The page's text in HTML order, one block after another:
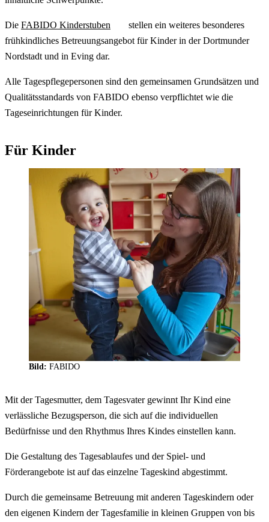
Die FABIDO Kinderstuben
stellen ein weiteres besonderes
frühkindliches Betreuungsangebot für Kinder in der Dortmunder
Nordstadt und in Eving dar.
Alle Tagespflegepersonen sind den gemeinsamen Grundsätzen und
Qualitätsstandards von FABIDO ebenso verpflichtet wie die
Tageseinrichtungen für Kinder.
Für Kinder
Bild: FABIDO
Mit der Tagesmutter, dem Tagesvater gewinnt Ihr Kind eine
verlässliche Bezugsperson, die sich auf die individuellen
Bedürfnisse und den Rhythmus Ihres Kindes einstellen kann.
Die Gestaltung des Tagesablaufes und der Spiel- und
Förderangebote ist auf das einzelne Tageskind abgestimmt.
Durch die gemeinsame Betreuung mit anderen Tageskindern oder
den eigenen Kindern der Tagesfamilie in kleinen Gruppen von bis